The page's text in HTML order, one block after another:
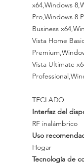
x64,Windows
Pro,Windows 8
Business
Vista Home
Vista Ultimate
TECLADO
Interfaz del
RF inalámbrico
Uso
Hogar
Tecnología de